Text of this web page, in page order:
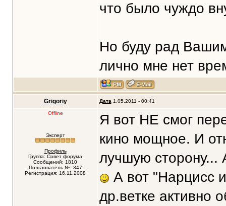
что было чуждо
Но буду рад
лично мне нет
Grigoriy Дата 1.05.2011 - 00:41
Offline
Эксперт
Профиль
Группа: Совет форума
Сообщений: 1810
Пользователь №: 347
Регистрация: 16.11.2008
Я вот НЕ смог
кино мощное. И
лучшую сторону...
А вот "Нарцисс
др.ветке активно